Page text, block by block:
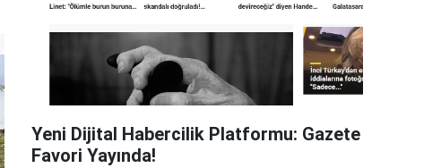
Yeni Dijital Habercilik Platformu: Gazete
Favori Yayında!